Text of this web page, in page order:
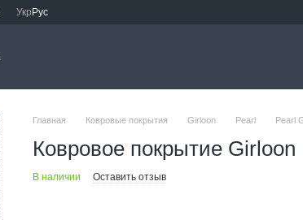
Укр Рус
Главная Ковровые покрытия Girloon Pearl Pearl
Ковровое покрытие Girloon
В наличии Оставить отзыв